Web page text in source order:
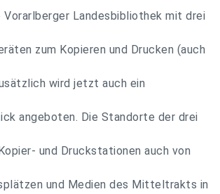
Landesbibliothek mit drei
zum Kopieren und Drucken (auch
wird jetzt auch ein
angeboten. Die Standorte der drei
und Druckstationen auch von
und Medien des Mitteltrakts in